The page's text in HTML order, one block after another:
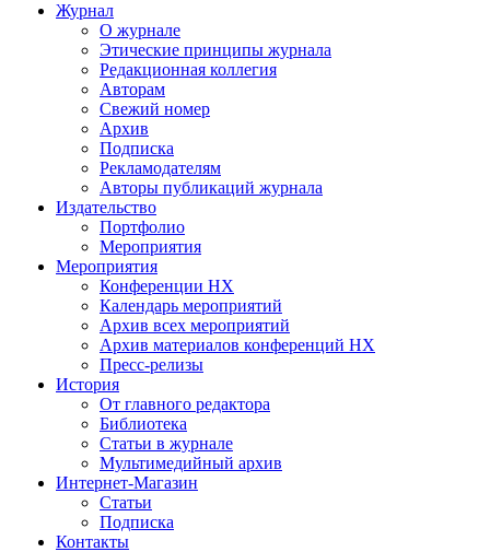
Журнал
О журнале
Этические принципы журнала
Редакционная коллегия
Авторам
Свежий номер
Архив
Подписка
Рекламодателям
Авторы публикаций журнала
Издательство
Портфолио
Мероприятия
Мероприятия
Конференции НХ
Календарь мероприятий
Архив всех мероприятий
Архив материалов конференций НХ
Пресс-релизы
История
От главного редактора
Библиотека
Статьи в журнале
Мультимедийный архив
Интернет-Магазин
Статьи
Подписка
Контакты